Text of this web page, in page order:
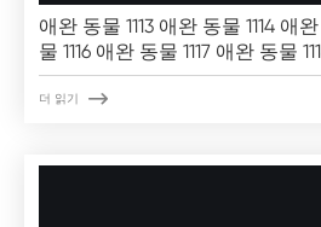
애완 동물 1113 애완 동물 1114 애
물 1116 애완 동물 1117 애완 동물
더 읽기 